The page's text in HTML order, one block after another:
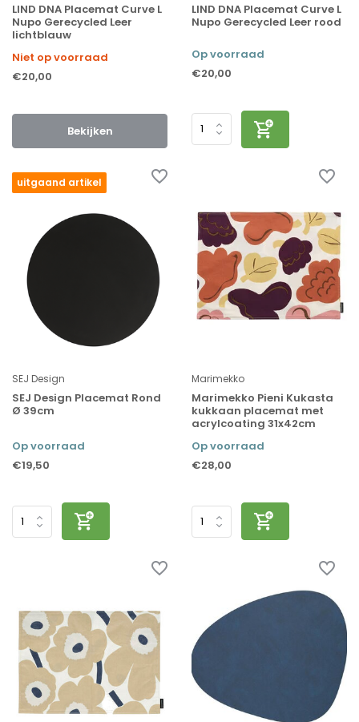
LIND DNA Placemat Curve L
Nupo Gerecycled Leer
lichtblauw
Niet op voorraad
€20,00
Bekijken
LIND DNA Placemat Curve L
Nupo Gerecycled Leer rood
Op voorraad
€20,00
uitgaand artikel
SEJ Design
SEJ Design Placemat Rond
Ø 39cm
Op voorraad
€19,50
Marimekko
Marimekko Pieni Kukasta
kukkaan placemat met
acrylcoating 31x42cm
Op voorraad
€28,00